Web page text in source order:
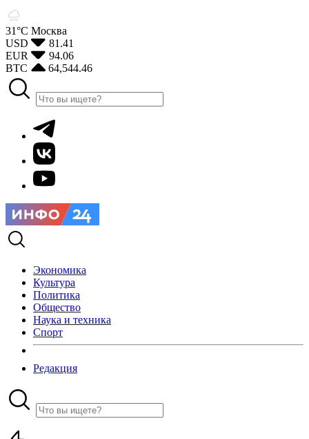
31°С Москва
USD
81.41
EUR
94.06
BTC
64,544.46
Экономика
Культура
Политика
Общество
Наука и техника
Спорт
Редакция